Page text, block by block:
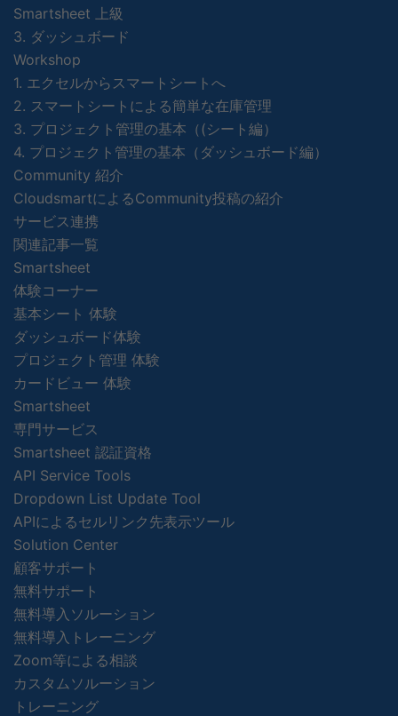
Smartsheet 上級
3. ダッシュボード
Workshop
1. エクセルからスマートシートへ
2. スマートシートによる簡単な在庫管理
3. プロジェクト管理の基本（(シート編）
4. プロジェクト管理の基本（ダッシュボード編）
Community 紹介
CloudsmartによるCommunity投稿の紹介
サービス連携
関連記事一覧
Smartsheet
体験コーナー
基本シート 体験
ダッシュボード体験
プロジェクト管理 体験
カードビュー 体験
Smartsheet
専門サービス
Smartsheet 認証資格
API Service Tools
Dropdown List Update Tool
APIによるセルリンク先表示ツール
Solution Center
顧客サポート
無料サポート
無料導入ソルーション
無料導入トレーニング
Zoom等による相談
カスタムソルーション
トレーニング